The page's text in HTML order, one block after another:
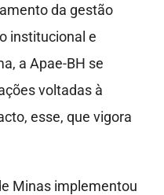
da gestão
institucional e
a Apae-BH se
voltadas à
esse, que vigora
Minas implementou